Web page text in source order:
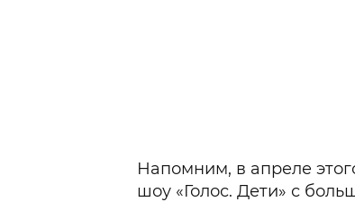
Напомним, в апреле
шоу «Голос. Дети» с